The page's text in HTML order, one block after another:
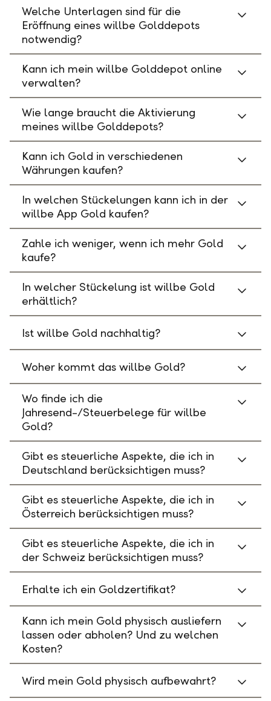
Welche Unterlagen sind für die
Eröffnung eines willbe Golddepots
notwendig?
Kann ich mein willbe Golddepot online
verwalten?
Wie lange braucht die Aktivierung
meines willbe Golddepots?
Kann ich Gold in verschiedenen
Währungen kaufen?
In welchen Stückelungen kann ich in der
willbe App Gold kaufen?
Zahle ich weniger, wenn ich mehr Gold
kaufe?
In welcher Stückelung ist willbe Gold
erhältlich?
Ist willbe Gold nachhaltig?
Woher kommt das willbe Gold?
Wo finde ich die
Jahresend-/Steuerbelege für willbe
Gold?
Gibt es steuerliche Aspekte, die ich in
Deutschland berücksichtigen muss?
Gibt es steuerliche Aspekte, die ich in
Österreich berücksichtigen muss?
Gibt es steuerliche Aspekte, die ich in
der Schweiz berücksichtigen muss?
Erhalte ich ein Goldzertifikat?
Kann ich mein Gold physisch ausliefern
lassen oder abholen? Und zu welchen
Kosten?
Wird mein Gold physisch aufbewahrt?